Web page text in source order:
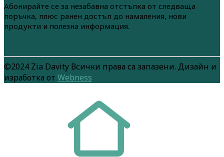
Абонирайте се за незабавна отстъпка от следваща
поръчка, плюс ранен достъп до намаления, нови
продукти и полезна информация.
©2024 Zia Davity Всички права са запазени. Дизайн и
изработка от Webness